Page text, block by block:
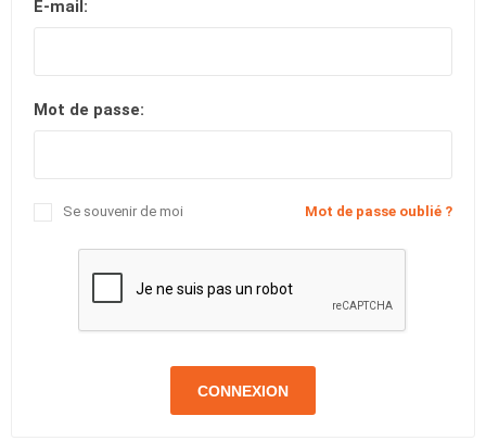
E-mail:
Mot de passe:
Mot de passe oublié ?
Se souvenir de moi
CONNEXION